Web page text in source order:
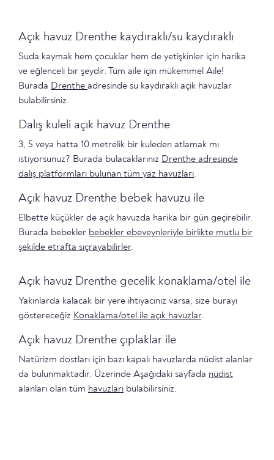
Açık havuz Drenthe kaydıraklı/su kaydıraklı
Suda kaymak hem çocuklar hem de yetişkinler için harika
ve eğlenceli bir şeydir. Tüm aile için mükemmel Aile!
Burada Drenthe adresinde su kaydıraklı açık havuzlar
bulabilirsiniz.
Dalış kuleli açık havuz Drenthe
3, 5 veya hatta 10 metrelik bir kuleden atlamak mı
istiyorsunuz? Burada bulacaklarınız Drenthe adresinde
dalış platformları bulunan tüm yaz havuzları.
Açık havuz Drenthe bebek havuzu ile
Elbette küçükler de açık havuzda harika bir gün geçirebilir.
Burada bebekler bebekler ebeveynleriyle birlikte mutlu bir
şekilde etrafta sıçrayabilirler.
Açık havuz Drenthe gecelik konaklama/otel ile
Yakınlarda kalacak bir yere ihtiyacınız varsa, size burayı
göstereceğiz Konaklama/otel ile açık havuzlar.
Açık havuz Drenthe çıplaklar ile
Natürizm dostları için bazı kapalı havuzlarda nüdist alanlar
da bulunmaktadır. Üzerinde Aşağıdaki sayfada nüdist
alanları olan tüm havuzları bulabilirsiniz.